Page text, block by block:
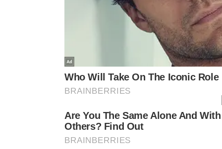
No vídeo a seguir, o especialista demonstra
eliminar o excesso de gelo acumulado, tudo